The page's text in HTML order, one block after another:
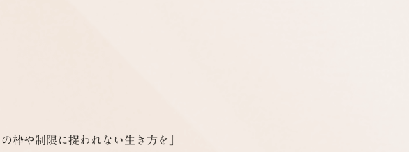
の枠や制限に捉われない生き方を」